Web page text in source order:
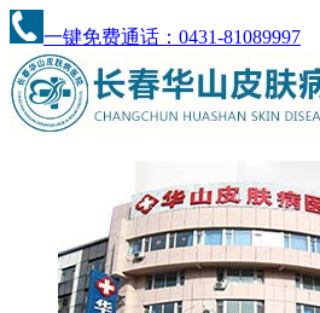
一键免费通话：0431-81089997